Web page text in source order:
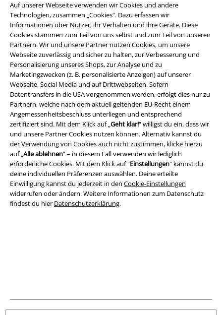
Auf unserer Webseite verwenden wir Cookies und andere
Technologien, zusammen „Cookies“. Dazu erfassen wir
Informationen über Nutzer, ihr Verhalten und ihre Geräte. Diese
Cookies stammen zum Teil von uns selbst und zum Teil von unseren
Partnern. Wir und unsere Partner nutzen Cookies, um unsere
Webseite zuverlässig und sicher zu halten, zur Verbesserung und
Personalisierung unseres Shops, zur Analyse und zu
Marketingzwecken (z. B. personalisierte Anzeigen) auf unserer
Webseite, Social Media und auf Drittwebseiten. Sofern
Datentransfers in die USA vorgenommen werden, erfolgt dies nur zu
Partnern, welche nach dem aktuell geltenden EU-Recht einem
Angemessenheitsbeschluss unterliegen und entsprechend
zertifiziert sind. Mit dem Klick auf „Geht klar!“ willigst du ein, dass wir
und unsere Partner Cookies nutzen können. Alternativ kannst du
der Verwendung von Cookies auch nicht zustimmen, klicke hierzu
auf „Alle ablehnen“ – in diesem Fall verwenden wir lediglich
erforderliche Cookies. Mit dem Klick auf "Einstellungen" kannst du
deine individuellen Präferenzen auswählen. Deine erteilte
Einwilligung kannst du jederzeit in den Cookie-Einstellungen
widerrufen oder ändern. Weitere Informationen zum Datenschutz
findest du hier Datenschutzerklärung.
Rechtliches
AGB
Impressum
Datenschutz
Entsorgung und Umweltschutz
Konformitätserklärung
Information zur Barrierefreiheit